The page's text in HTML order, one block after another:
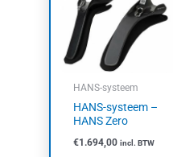
HANS-systeem
HANS-systeem –
HANS Zero
€1.694,00 incl. BTW
meerdere
variaties.
Deze
worden
de